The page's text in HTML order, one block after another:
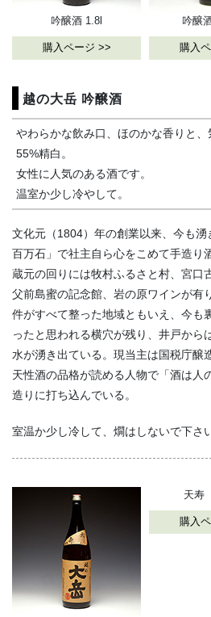
吟醸酒 1.8l
購入ページ >>
吟醸
購入
越の大岳 吟醸酒
やわらかな飲み口、ほのかな香りと、
55%精白。
女性に人気のある酒です。
温室か少し冷やして。
文化元（1804）年の創業以来、今も
百万石」で社主自ら心をこめて手造り
蔵元の回りには牧村ふるさと村、宮口
父前島蜜の記念館、岩の原ワインが有
件がすべて整った地域ともいえ、今も
ったと思われる横穴が残り、井戸から
水が湧き出ている。現当主は国税庁醸
天性酒の品格が読める人物で「酒は人
造りに打ち込んでいる。
室温か少し冷して、燗はしないで下さい
天寿
購入